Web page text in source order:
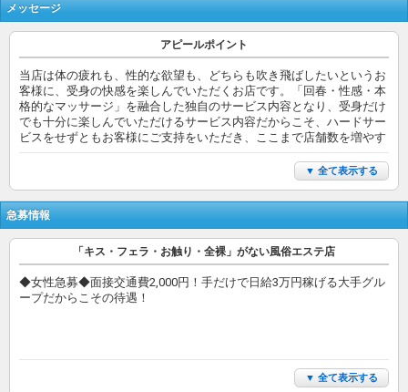
メッセージ
アピールポイント
当店は体の疲れも、性的な欲望も、どちらも吹き⾶ばしたいというお
客様に、受身の快感を楽しんでいただくお店です。「回春・性感・本
格的なマッサージ」を融合した独自のサービス内容となり、受身だけ
でも⼗分に楽しんでいただけるサービス内容だからこそ、ハードサー
ビスをせずともお客様にご支持をいただき、ここまで店舗数を増やす
ことが出来ました！
難しく思えるかもしれませんが、当店では風俗エステの経験、風俗の
経験は必要ありません。エステ未経験・風俗未経験の⽅でもスムーズ
に働いていただけるようにしっかりとした講習制度を設けています。
★バック料金リニューアル速報★
回春性感マッサージ倶楽部でより稼ぎやすいようになりました！！
・前立腺マッサージ・・・1000円
※講習を受けた女性のみ可
▼ 全て表示する
急募情報
「キス・フェラ・お触り・全裸」がない風俗エステ店
◆女性急募◆面接交通費2,000円！手だけで日給3万円稼げる大手グル
ープだからこその待遇！
▼ 全て表示する